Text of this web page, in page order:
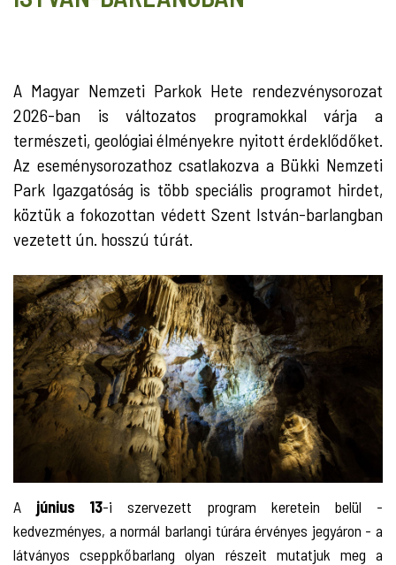
A Magyar Nemzeti Parkok Hete rendezvénysorozat
2026-ban is változatos programokkal várja a
természeti, geológiai élményekre nyitott érdeklődőket.
Az eseménysorozathoz csatlakozva a Bükki Nemzeti
Park Igazgatóság is több speciális programot hirdet,
köztük a fokozottan védett Szent István-barlangban
vezetett ún. hosszú túrát.
A június 13-i szervezett program keretein belül -
kedvezményes, a normál barlangi túrára érvényes jegyáron - a
látványos cseppkőbarlang olyan részeit mutatjuk meg a